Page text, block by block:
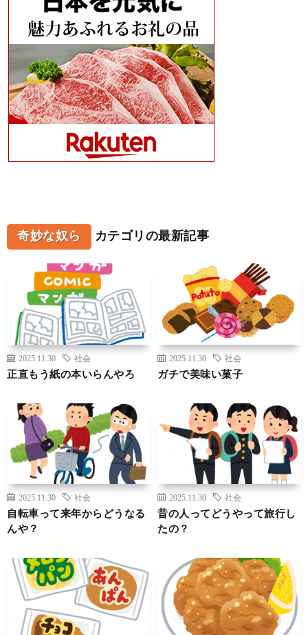
奇妙な奴ら カテゴリの最新記事
2025.11.30 社会
正直もう紙の本いらんやろ
2025.11.30 社会
ガチで美味い菓子
2025.11.30 社会
自転車って来年からどうなる
んや？
2025.11.30 社会
昔の人ってどうやって旅行し
たの？